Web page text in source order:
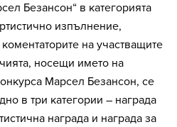
Безансон“ в категорията
изпълнение,
на участващите
носещи името на
Марсел Безансон, се
в три категории – награда
награда и награда за